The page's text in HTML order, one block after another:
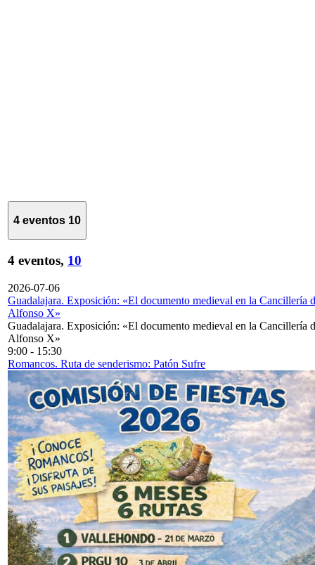
4 eventos 10
4 eventos, 10
2026-07-06
Guadalajara. Exposición: «El documento medieval en la Cancillería
Alfonso X»
Guadalajara. Exposición: «El documento medieval en la Cancillería
Alfonso X»
9:00 - 15:30
Romancos. Ruta de senderismo: Patón Sufre